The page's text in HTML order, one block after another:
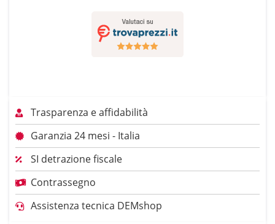
Trasparenza e affidabilità
Garanzia 24 mesi - Italia
SI detrazione fiscale
Contrassegno
Assistenza tecnica DEMshop